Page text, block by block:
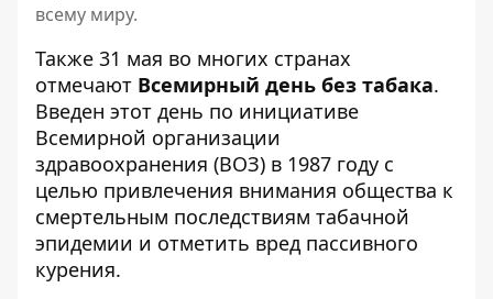
всему миру.
Также 31 мая во многих странах
отмечают Всемирный день без табака.
Введен этот день по инициативе
Всемирной организации
здравоохранения (ВОЗ) в 1987 году с
целью привлечения внимания общества к
смертельным последствиям табачной
эпидемии и отметить вред пассивного
курения.